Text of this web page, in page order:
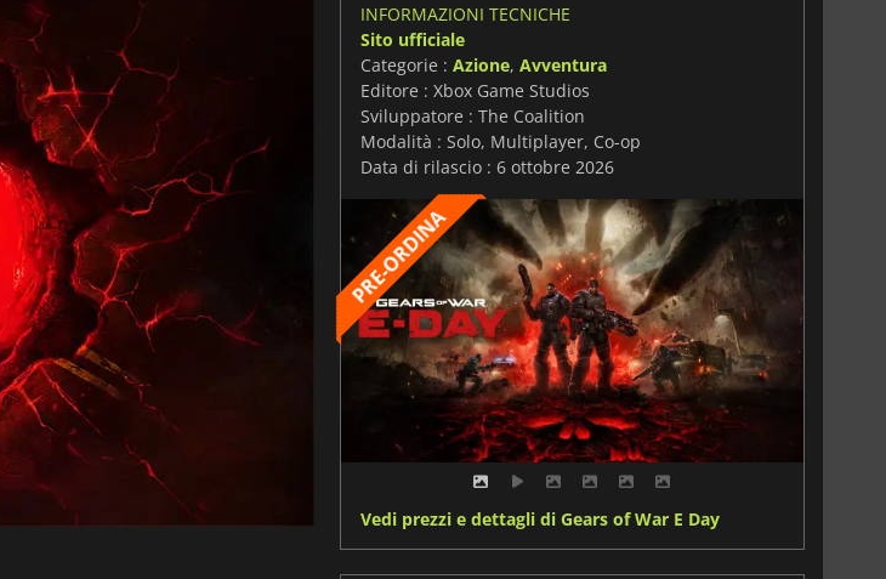
INFORMAZIONI TECNICHE
Sito ufficiale
Categorie : Azione, Avventura
Editore : Xbox Game Studios
Sviluppatore : The Coalition
Modalità : Solo, Multiplayer, Co-op
Data di rilascio : 6 ottobre 2026
Vedi prezzi e dettagli di Gears of War E Day